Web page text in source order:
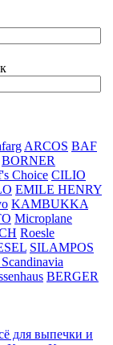
ARCOS BAF
BORNER
Choice CILIO
EMILE HENRY
KAMBUKKA
Microplane
Roesle
SILAMPOS
BERGER
для выпечки и